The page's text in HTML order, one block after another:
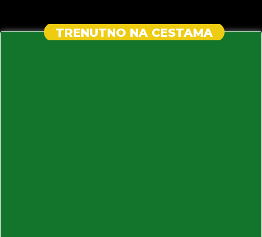
TRENUTNO NA CESTAMA